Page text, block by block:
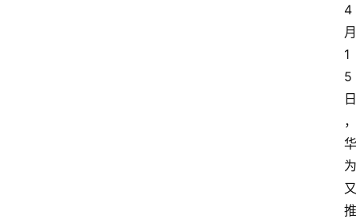
4
月
1
5
日
，
华
为
又
推